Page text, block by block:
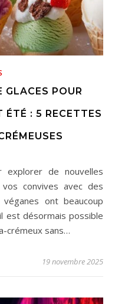
GLACES POUR
ÉTÉ : 5 RECETTES
convives avec des
ont beaucoup
est désormais possible
crémeux sans…
19 novembre 2025